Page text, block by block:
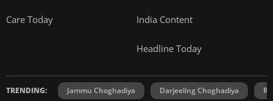
Care Today India Content
Headline Today
TRENDING: Jammu Choghadiya Darjeeling Choghadiya